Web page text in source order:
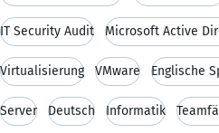
IT Security Audit Microsoft Active
Virtualisierung VMware Englische
Server Deutsch Informatik